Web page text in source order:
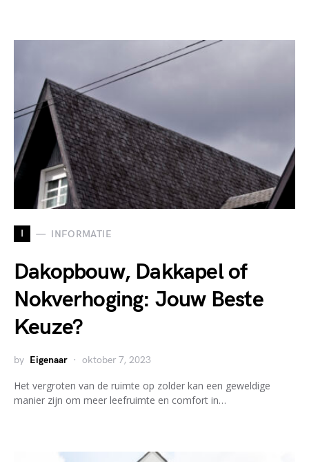
I INFORMATIE
Dakopbouw, Dakkapel of
Nokverhoging: Jouw Beste
Keuze?
by Eigenaar oktober 7, 2023
Het vergroten van de ruimte op zolder kan een geweldige
manier zijn om meer leefruimte en comfort in…